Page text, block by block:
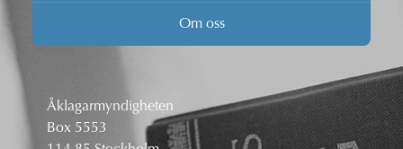
Om oss
Åklagarmyndigheten
Box 5553